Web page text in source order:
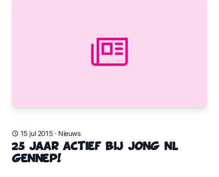
15 jul 2015 · Nieuws
25 jaar actief bij Jong NL
Gennep!